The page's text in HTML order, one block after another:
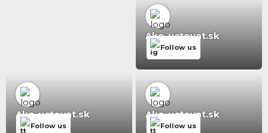
Ako-uctovat.sk
Follow us
Ako-uctovat.sk
Follow us
Ako-uctovat.sk
Follow us